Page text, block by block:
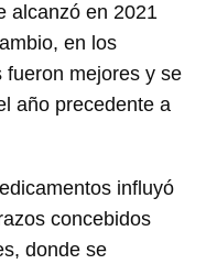
alcanzó en 2021
en los
fueron mejores y se
año precedente a
influyó
concebidos
donde se